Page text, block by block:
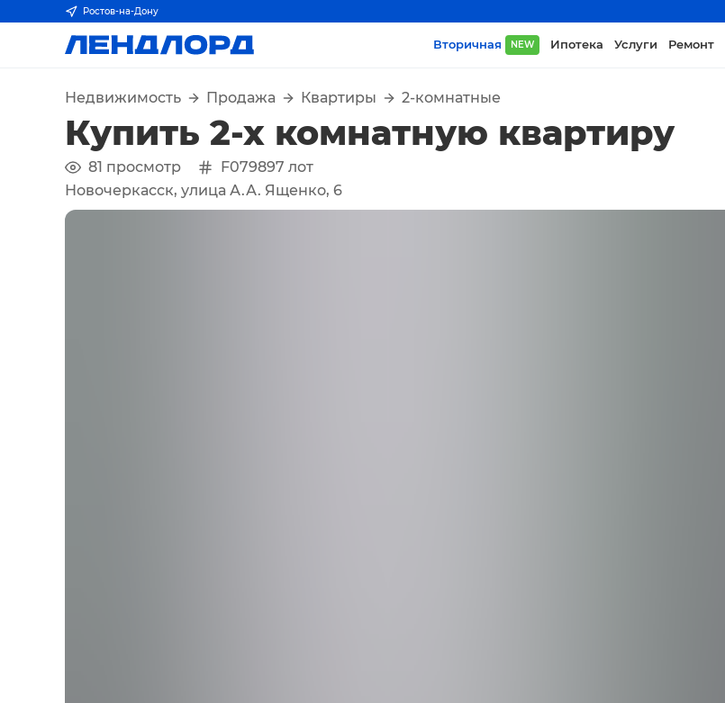
Ростов-на-Дону
Вторичная NEW Ипотека Услуги Ремонт
Недвижимость Продажа Квартиры 2-комнатные
Купить 2-х комнатную квартиру
81 просмотр F079897 лот
Новочеркасск, улица А.А. Ященко, 6